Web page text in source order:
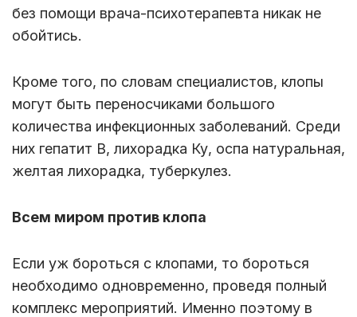
без помощи врача-психотерапевта никак не
обойтись.
Кроме того, по словам специалистов, клопы
могут быть переносчиками большого
количества инфекционных заболеваний. Среди
них гепатит В, лихорадка Ку, оспа натуральная,
желтая лихорадка, туберкулез.
Всем миром против клопа
Если уж бороться с клопами, то бороться
необходимо одновременно, проведя полный
комплекс мероприятий. Именно поэтому в